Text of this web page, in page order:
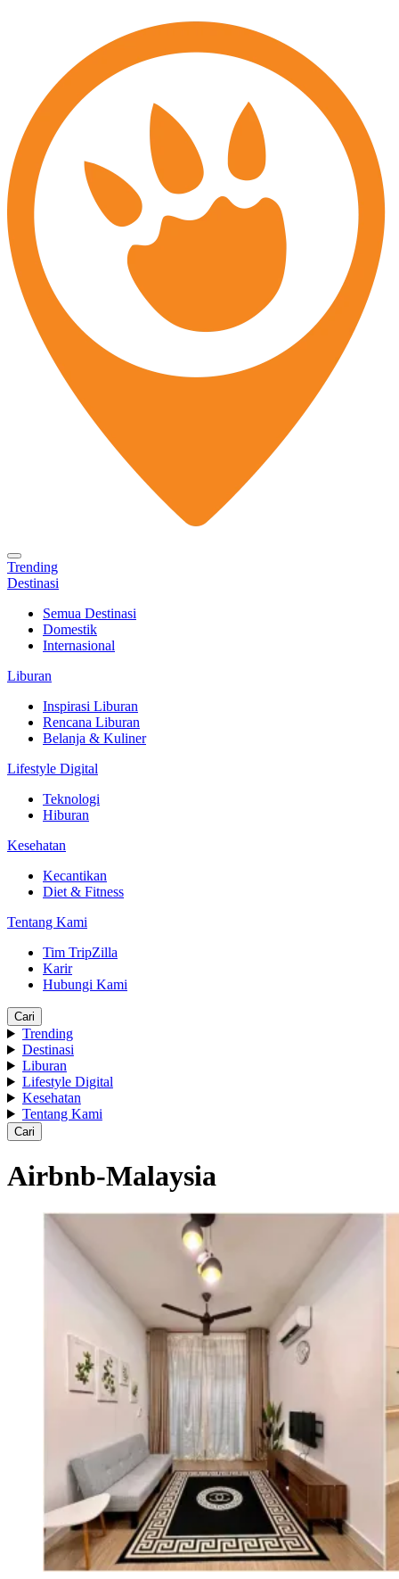
Trending
Destinasi
Semua Destinasi
Domestik
Internasional
Liburan
Inspirasi Liburan
Rencana Liburan
Belanja & Kuliner
Lifestyle Digital
Teknologi
Hiburan
Kesehatan
Kecantikan
Diet & Fitness
Tentang Kami
Tim TripZilla
Karir
Hubungi Kami
Cari
Trending
Destinasi
Liburan
Lifestyle Digital
Kesehatan
Tentang Kami
Cari
Airbnb-Malaysia